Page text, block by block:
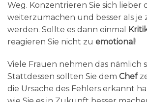
Weg. Konzentrieren Sie sich lieber
weiterzumachen und besser als je
werden. Sollte es dann einmal
reagieren Sie nicht zu emotional !
Viele Frauen nehmen das nämlich
Stattdessen sollten Sie dem Chef
die Ursache des Fehlers erkannt